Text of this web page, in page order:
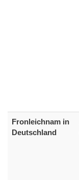
Fronleichnam in
Deutschland